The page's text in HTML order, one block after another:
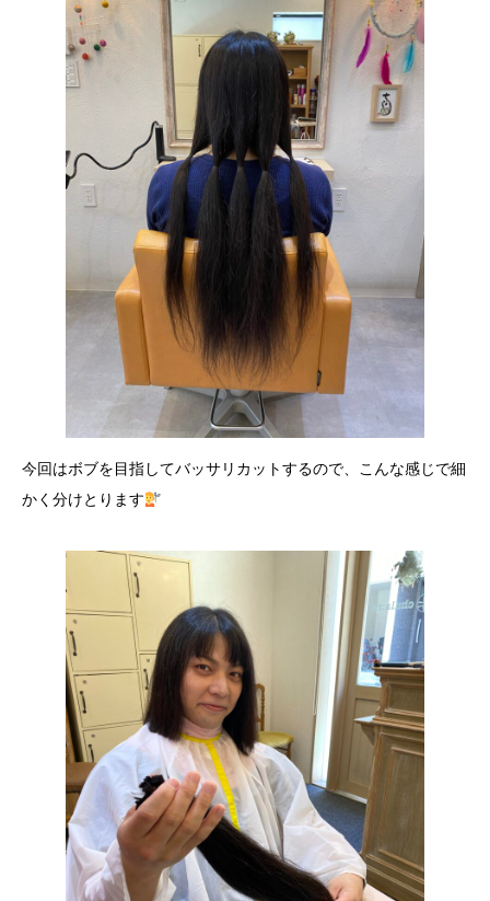
今回はボブを目指してバッサリカットするので、こんな感じで細
かく分けとります